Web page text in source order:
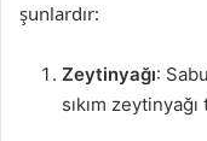
şunlardır:
Zeytinyağı:
sıkım